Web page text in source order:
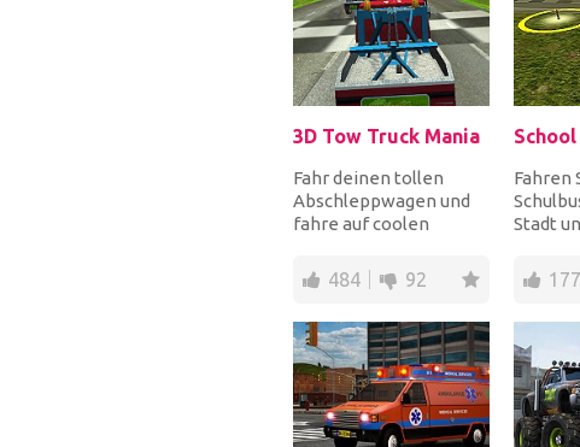
3D Tow Truck Mania
Fahr deinen tollen
Abschleppwagen und
fahre auf coolen
Abschleppwagenfahrer
un...
484 92
Fahren
Stadt
dem177